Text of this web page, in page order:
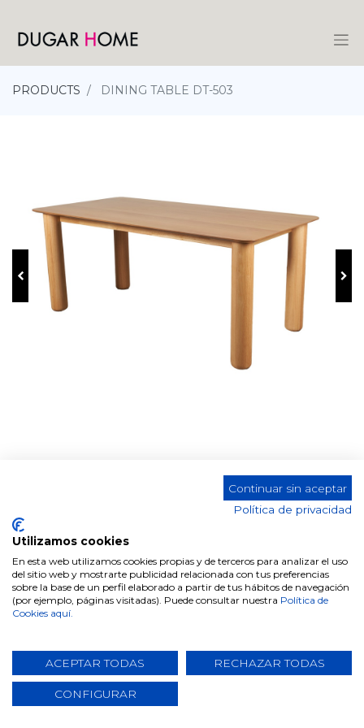
PRODUCTS DINING TABLE DT-503
WIDTH
160 CM 200 CM
Shere this product.
Continuar sin aceptar
Política de privacidad
Utilizamos cookies
En esta web utilizamos cookies propias y de terceros para analizar el uso
del sitio web y mostrarte publicidad relacionada con tus preferencias
sobre la base de un perfil elaborado a partir de tus hábitos de navegación
(por ejemplo, páginas visitadas). Puede consultar nuestra Política de
Cookies aquí.
ACEPTAR TODAS RECHAZAR TODAS
CONFIGURAR